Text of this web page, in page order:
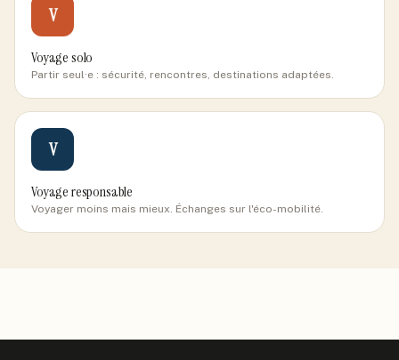
V
Voyage solo
Partir seul·e : sécurité, rencontres, destinations adaptées.
V
Voyage responsable
Voyager moins mais mieux. Échanges sur l'éco-mobilité.